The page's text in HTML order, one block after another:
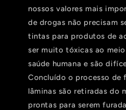
nossos valores mais
de drogas não precisam
tintas para produtos de
ser muito tóxicas ao
saúde humana e são
Concluído o processo de
lâminas são retiradas do
prontas para serem